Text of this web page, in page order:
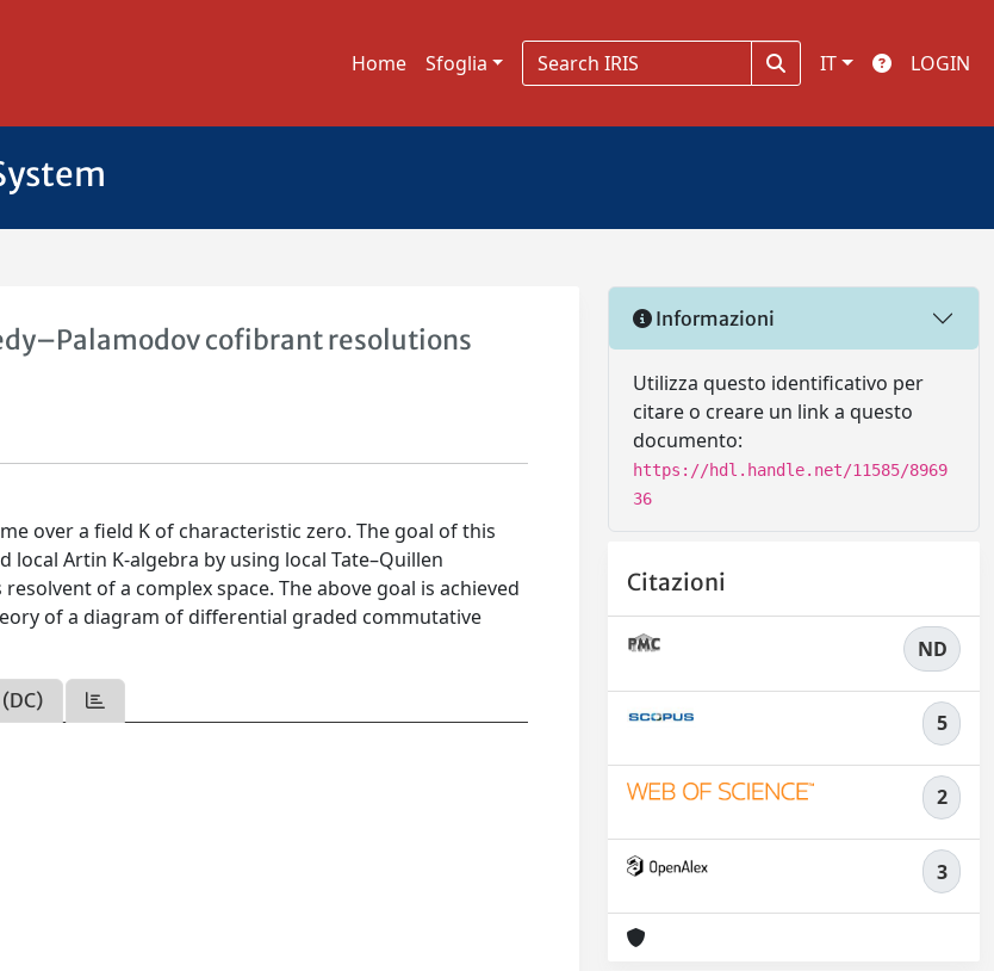
Home Sfoglia IT LOGIN
cofibrant resolutions
over a field K of characteristic zero. The goal of this
Artin K-algebra by using local Tate–Quillen
of a complex space. The above goal is achieved
of a diagram of differential graded commutative
Informazioni
Utilizza questo identificativo per
citare o creare un link a questo
documento:
https://hdl.handle.net/11585/8969
36
Citazioni
ND
5
2
3